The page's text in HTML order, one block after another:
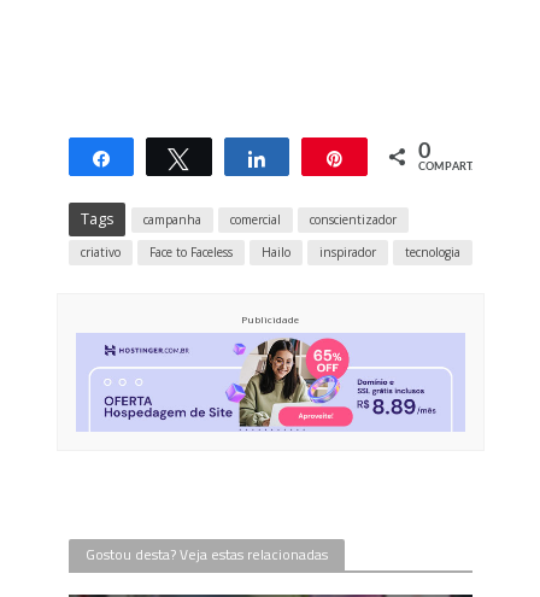
CompartilharTwittar Compartilhar 0
COMPART.
Tags campanha comercial
conscientizador
criativo
Face to Faceless Hailo inspirador tecnologia
Publicidade
Gostou desta? Veja estas relacionadas